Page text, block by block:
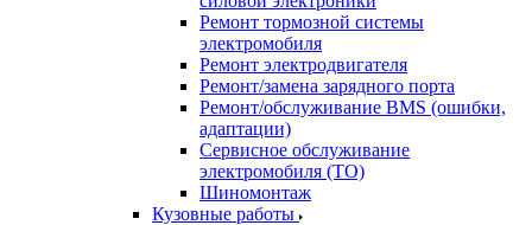
Ремонт тормозной системы
электромобиля
Ремонт электродвигателя
Ремонт/замена зарядного порта
Ремонт/обслуживание BMS (ошибки,
адаптации)
Сервисное обслуживание
электромобиля (ТО)
Шиномонтаж
Кузовные работы